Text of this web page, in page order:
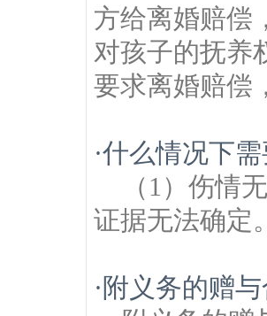
方给离婚赔偿
对孩子的抚养
要求离婚赔偿
·什么情况下
（1）伤情
证据无法确定
·附义务的赠